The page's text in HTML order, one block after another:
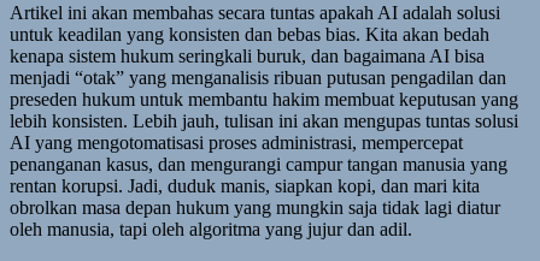
Artikel ini akan membahas secara tuntas apakah AI adalah solusi
untuk keadilan yang konsisten dan bebas bias. Kita akan bedah
kenapa sistem hukum seringkali buruk, dan bagaimana AI bisa
menjadi “otak” yang menganalisis ribuan putusan pengadilan dan
preseden hukum untuk membantu hakim membuat keputusan yang
lebih konsisten. Lebih jauh, tulisan ini akan mengupas tuntas solusi
AI yang mengotomatisasi proses administrasi, mempercepat
penanganan kasus, dan mengurangi campur tangan manusia yang
rentan korupsi. Jadi, duduk manis, siapkan kopi, dan mari kita
obrolkan masa depan hukum yang mungkin saja tidak lagi diatur
oleh manusia, tapi oleh algoritma yang jujur dan adil.